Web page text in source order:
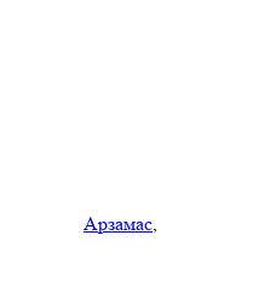
Арзамас,